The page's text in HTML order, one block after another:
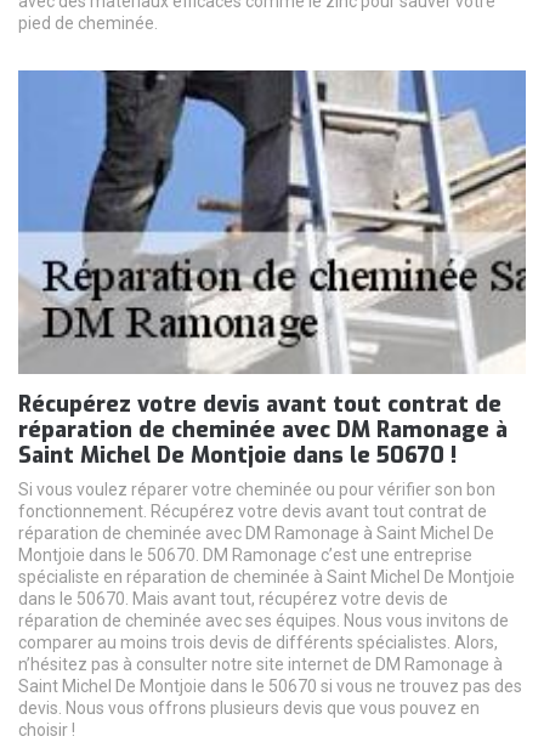
pied de cheminée.
Récupérez votre devis avant tout contrat de
réparation de cheminée avec DM Ramonage à
Saint Michel De Montjoie dans le 50670 !
Si vous voulez réparer votre cheminée ou pour vérifier son bon
fonctionnement. Récupérez votre devis avant tout contrat de
réparation de cheminée avec DM Ramonage à Saint Michel De
Montjoie dans le 50670. DM Ramonage c’est une entreprise
spécialiste en réparation de cheminée à Saint Michel De Montjoie
dans le 50670. Mais avant tout, récupérez votre devis de
réparation de cheminée avec ses équipes. Nous vous invitons de
comparer au moins trois devis de différents spécialistes. Alors,
n’hésitez pas à consulter notre site internet de DM Ramonage à
Saint Michel De Montjoie dans le 50670 si vous ne trouvez pas des
devis. Nous vous offrons plusieurs devis que vous pouvez en
choisir !